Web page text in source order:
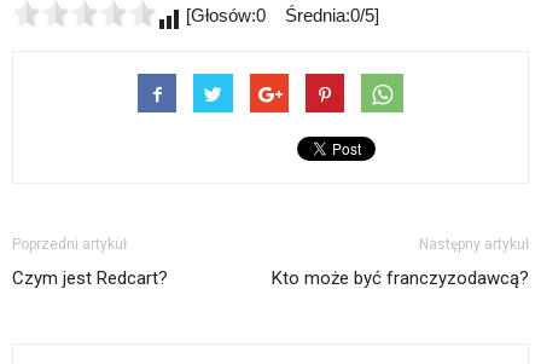
[Głosów:0 Średnia:0/5]
Poprzedni artykuł
Czym jest Redcart?
Następny artykuł
Kto może być franczyzodawcą?